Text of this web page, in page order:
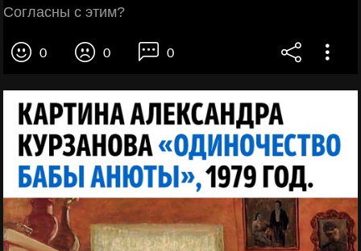
Согласны с этим?
0 0 0